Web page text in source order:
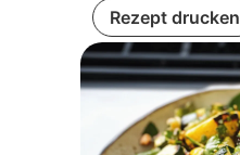
Rezept drucken